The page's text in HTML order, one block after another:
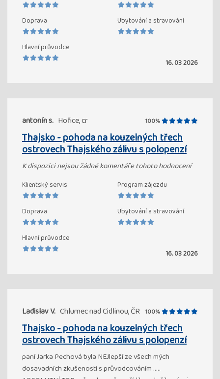
Doprava Ubytování a stravování
Hlavní průvodce
16. 03 2026
antonín s. Hořice, cr 100%
Thajsko - pohoda na kouzelných třech
ostrovech Thajského zálivu s polopenzí
K dispozici nejsou žádné komentáře tohoto hodnocení
Klientský servis Program zájezdu
Doprava Ubytování a stravování
Hlavní průvodce
16. 03 2026
Ladislav V. Chlumec nad Cidlinou, ČR 100%
Thajsko - pohoda na kouzelných třech
ostrovech Thajského zálivu s polopenzí
paní Jarka Pechová byla NEJlepší ze všech mých
dosavadních zkušeností s průvodcováním .....